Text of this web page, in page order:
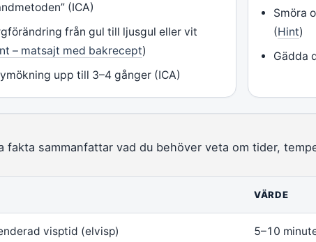
(ICA)
från gul till ljusgul eller vit
– matsajt med bakrecept)
upp till 3–4 gånger (ICA)
Smöra
(Hint)
Gädda
fakta sammanfattar vad du behöver veta om tider,
VÄRDE
visptid (elvisp) 5–10